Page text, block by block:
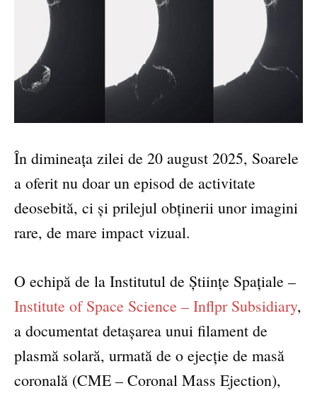
În dimineața zilei de 20 august 2025, Soarele
a oferit nu doar un episod de activitate
deosebită, ci și prilejul obținerii unor imagini
rare, de mare impact vizual.
O echipă de la Institutul de Științe Spațiale –
Institute of Space Science – Inflpr Subsidiary,
a documentat detașarea unui filament de
plasmă solară, urmată de o ejecție de masă
coronală (CME – Coronal Mass Ejection),